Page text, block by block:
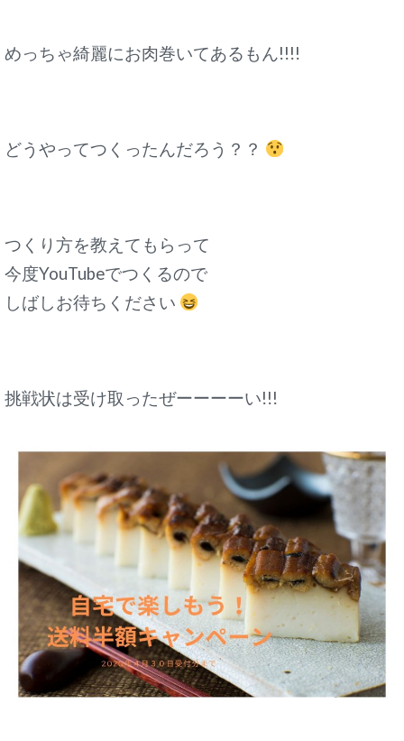
めっちゃ綺麗にお肉巻いてあるもん!!!!
どうやってつくったんだろう？？
つくり方を教えてもらって
今度YouTubeでつくるので
しばしお待ちください
挑戦状は受け取ったぜーーーーい!!!